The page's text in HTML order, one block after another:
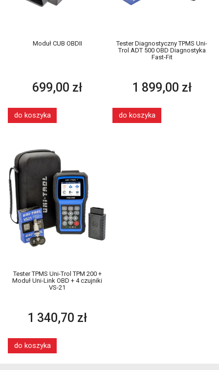
Moduł CUB OBDII
699,00 zł
do koszyka
Tester Diagnostyczny TPMS Uni-
Trol ADT 500 OBD Diagnostyka
Fast-Fit
1 899,00 zł
do koszyka
Tester TPMS Uni-Trol TPM 200 +
Moduł Uni-Link OBD + 4 czujniki
VS-21
1 340,70 zł
do koszyka